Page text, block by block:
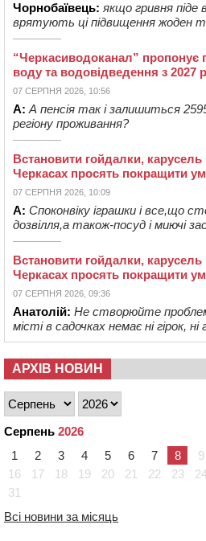
Чорнобаївець: якщо гривня піде
врятують ці підвищення жоден
“Черкасиводоканал” пропонує
воду та водовідведення з 2027
07 СЕРПНЯ 2026, 10:56
А: А пенсія так і залишиться
регіону проживання?
Встановити гойдалки, карусель
Черкасах просять покращити
07 СЕРПНЯ 2026, 10:09
А: Споконвіку іграшки і все,що
дозвілля,а також-посуд і миючі
Встановити гойдалки, карусель
Черкасах просять покращити
07 СЕРПНЯ 2026, 09:36
Анатолій: Не створюйте
місті в садочках немає ні гірок, ні
АРХІВ НОВИН
Серпень 2026
1
2 3 4 5 6 7 8 9
16
17 18 19 20 21 22 23
31
Всі новини за місяць